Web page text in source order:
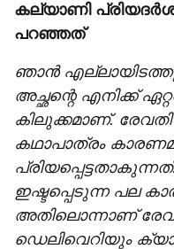
കല്യാണി
പറഞ്ഞത്
ഞാൻ
അച്ഛന്റെ എനിക്ക്
കിലുക്കമാണ്.
കഥാപാത്രം
ഇഷ്ടപ്പെടുന്ന പല
അതിലൊന്നാണ്
ഡെലിവെറിയും